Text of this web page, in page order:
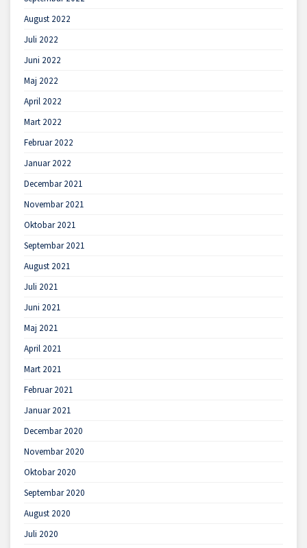
August 2022
Juli 2022
Juni 2022
Maj 2022
April 2022
Mart 2022
Februar 2022
Januar 2022
Decembar 2021
Novembar 2021
Oktobar 2021
Septembar 2021
August 2021
Juli 2021
Juni 2021
Maj 2021
April 2021
Mart 2021
Februar 2021
Januar 2021
Decembar 2020
Novembar 2020
Oktobar 2020
Septembar 2020
August 2020
Juli 2020